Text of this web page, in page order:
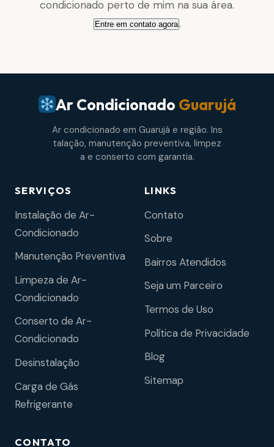
condicionado perto de mim na sua área.
Entre em contato agora.
Ar Condicionado Guarujá
Ar condicionado em Guarujá e região. Ins
talação, manutenção preventiva, limpez
a e conserto com garantia.
SERVIÇOS
Instalação de Ar-
Condicionado
Manutenção Preventiva
Limpeza de Ar-
Condicionado
Conserto de Ar-
Condicionado
Desinstalação
Carga de Gás
Refrigerante
LINKS
Contato
Sobre
Bairros Atendidos
Seja um Parceiro
Termos de Uso
Política de Privacidade
Blog
Sitemap
CONTATO